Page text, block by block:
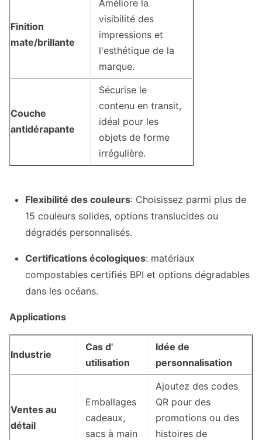
Finition
mate/brillante
Améliore la
visibilité des
impressions et
l'esthétique de la
marque.
Couche
antidérapante
Sécurise le
contenu en transit,
idéal pour les
objets de forme
irrégulière.
Flexibilité des couleurs: Choisissez parmi plus de
15 couleurs solides, options translucides ou
dégradés personnalisés.
Certifications écologiques: matériaux
compostables certifiés BPI et options dégradables
dans les océans.
Applications
Industrie
Cas d'
utilisation
Idée de
personnalisation
Ventes au
détail
Emballages
cadeaux,
sacs à main
Ajoutez des codes
QR pour des
promotions ou des
histoires de